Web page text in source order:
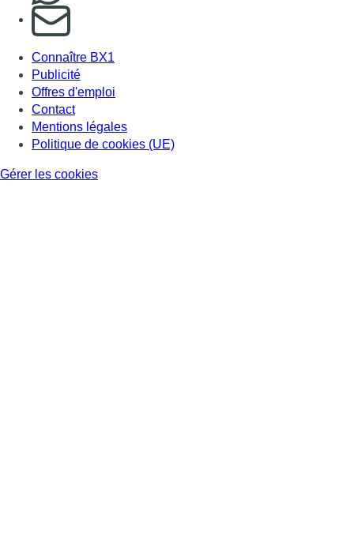
S'abonner à notre newsletter
Connaître BX1
Publicité
Offres d'emploi
Contact
Mentions légales
Politique de cookies (UE)
Gérer les cookies